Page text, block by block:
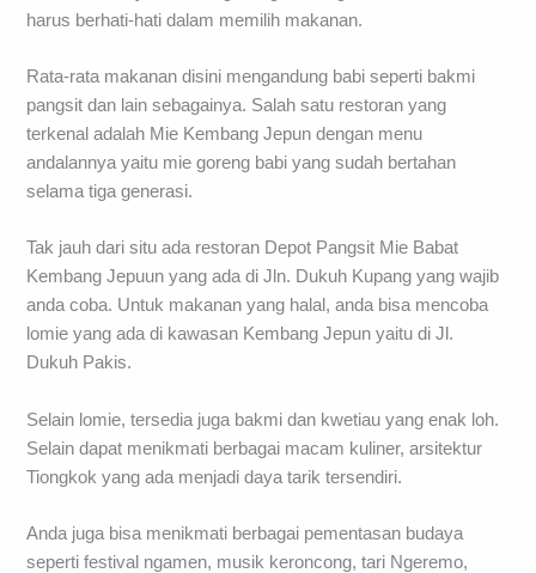
harus berhati-hati dalam memilih makanan.
Rata-rata makanan disini mengandung babi seperti bakmi
pangsit dan lain sebagainya. Salah satu restoran yang
terkenal adalah Mie Kembang Jepun dengan menu
andalannya yaitu mie goreng babi yang sudah bertahan
selama tiga generasi.
Tak jauh dari situ ada restoran Depot Pangsit Mie Babat
Kembang Jepuun yang ada di Jln. Dukuh Kupang yang wajib
anda coba. Untuk makanan yang halal, anda bisa mencoba
lomie yang ada di kawasan Kembang Jepun yaitu di Jl.
Dukuh Pakis.
Selain lomie, tersedia juga bakmi dan kwetiau yang enak loh.
Selain dapat menikmati berbagai macam kuliner, arsitektur
Tiongkok yang ada menjadi daya tarik tersendiri.
Anda juga bisa menikmati berbagai pementasan budaya
seperti festival ngamen, musik keroncong, tari Ngeremo,